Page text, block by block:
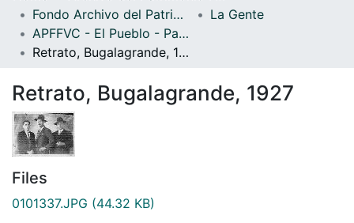
Statistics
Fondo Archivo del Patrimonio Fotográfico y Fílmico del Valle del Cauca
La Gente
APFFVC - El Pueblo - Patrimonial
Retrato, Bugalagrande, 1927
Retrato, Bugalagrande, 1927
Files
0101337.JPG (44.32 KB)